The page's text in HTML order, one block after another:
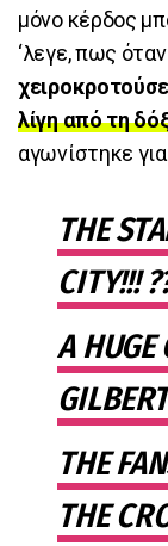
μόνο κέρδος
‘λεγε, πως
λίγη από τη
αγωνίστηκε
THE
CITY!!!
A HUGE
THE
THE